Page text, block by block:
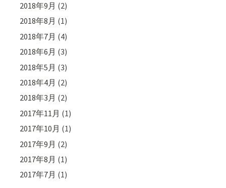
2018年9月 (2)
2018年8月 (1)
2018年7月 (4)
2018年6月 (3)
2018年5月 (3)
2018年4月 (2)
2018年3月 (2)
2017年11月 (1)
2017年10月 (1)
2017年9月 (2)
2017年8月 (1)
2017年7月 (1)